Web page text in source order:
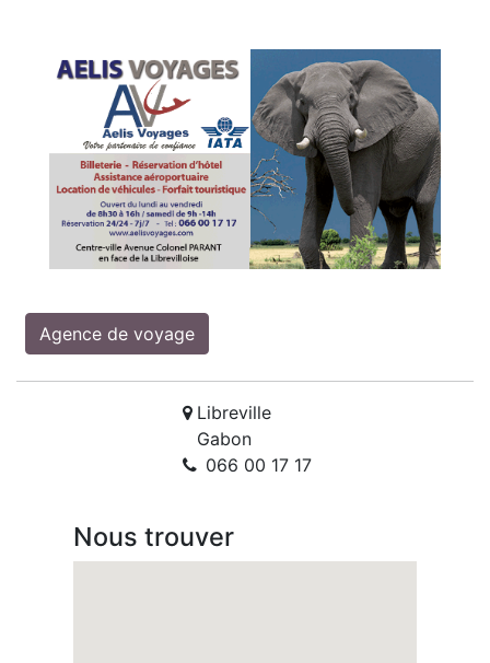
Libreville
Gabon
066 00 17 17
Nous trouver
Agence de voyage